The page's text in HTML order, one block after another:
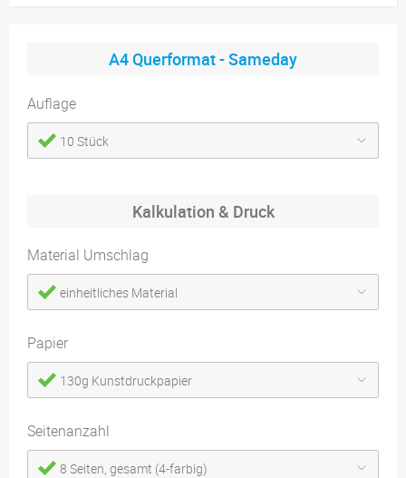
A4 Querformat - Sameday
Auflage
10 Stück
Kalkulation & Druck
Material Umschlag
einheitliches Material
Papier
130g Kunstdruckpapier
Seitenanzahl
8 Seiten, gesamt (4-farbig)